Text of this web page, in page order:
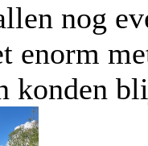
nog
enorm
konden